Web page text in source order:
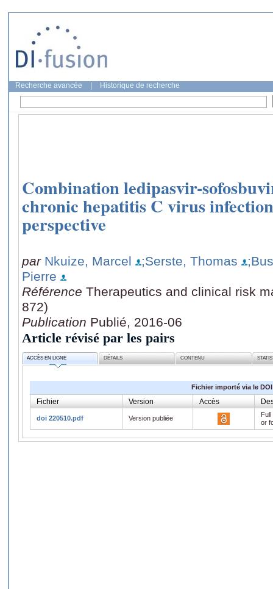
Recherche avancée Historique de recherche
Combination ledipasvir-
chronic hepatitis C virus
perspective
par Nkuize, Marcel ;Serste, Thomas
Pierre
Référence Therapeutics and clinical risk
872)
Publication Publié, 2016-06
Article révisé par les pairs
ACCÈS EN LIGNE DÉTAILS CONTENU
Fichier importé via le DOI
Fichier Version Accès
doi 220510.pdf Version publiée
or